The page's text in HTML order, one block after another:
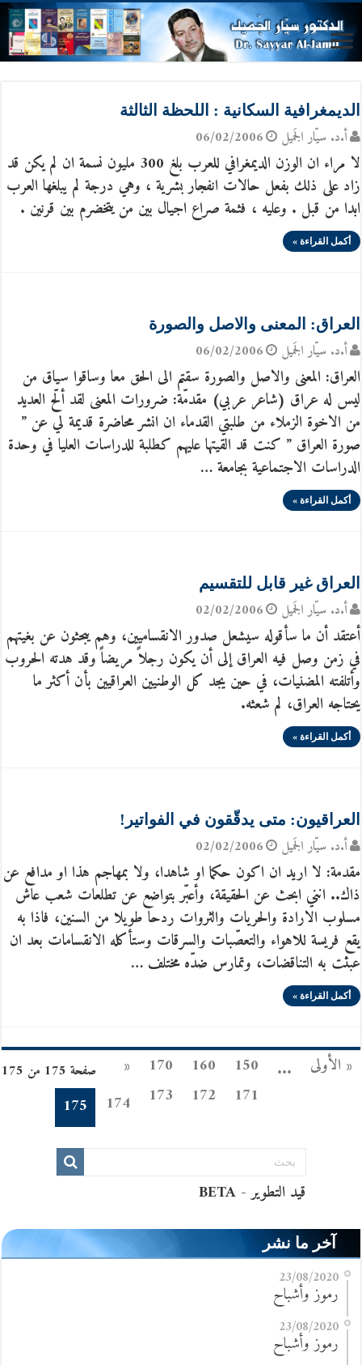
الديمغرافية السكانية : اللحظة الثالثة
أ.د. سيّار الجَميل 06/02/2006
لا مراء ان الوزن الديمغرافي للعرب بلغ 300 مليون نسمة ان لم يكن قد
زاد على ذلك بفعل حالات انفجار بشرية ، وهي درجة لم يبلغها العرب
ابدا من قبل . وعليه ، فثمة صراع اجيال بين من يتخضرم بين قرنين .
أكمل القراءة »
العراق: المعنى والاصل والصورة
أ.د. سيّار الجَميل 06/02/2006
العراق: المعنى والاصل والصورة سقتم الى الحق معا وساقوا سياق من
ليس له عراق (شاعر عربي) مقدمّة: ضرورات المعنى لقد ألّح العديد
من الاخوة الزملاء من طلبتي القدماء ان انشر محاضرة قديمة لي عن ”
صورة العراق ” كنت قد القيتها عليهم كطلبة للدراسات العليا في وحدة
الدراسات الاجتماعية بجامعة …
أكمل القراءة »
العراق غير قابل للتقسيم
أ.د. سيّار الجَميل 02/02/2006
أعتقد أن ما سأقوله سيشعل صدور الانقساميين، وهم يبحثون عن بغيتهم
في زمن وصل فيه العراق إلى أن يكون رجلاً مريضاً وقد هدته الحروب
وأتلفته المضنيات، في حين يجد كل الوطنيين العراقيين بأن أكثر ما
يحتاجه العراق، لم شعثه.
أكمل القراءة »
العراقيون: متى يدقّقون في الفواتير!
أ.د. سيّار الجَميل 02/02/2006
مقدمة: لا اريد ان اكون حكما او شاهدا، ولا بمهاجم هذا او مدافع عن
ذاك.. انني ابحث عن الحقيقة، وأعبّر بتواضع عن تطلعات شعب عاش
مسلوب الارادة والحريات والثروات ردحا طويلا من السنين، فاذا به
يقع فريسة للاهواء والتعصّبات والسرقات وستأكله الانقسامات بعد ان
عبثت به التناقضات، وتمارس ضدّه مختلف …
أكمل القراءة »
صفحة 175 من 175 « الأولى ...
150
160
170
«
171
172
173
174
175
آخر ما نشر
23/08/2020
رموز وأشباح
23/08/2020
رموز وأشباح